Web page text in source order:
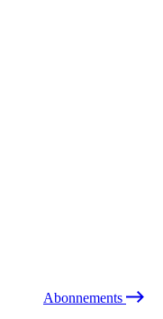
Abonnements